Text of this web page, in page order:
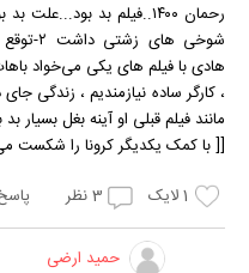
هادی با فیلم های یکی می‌خواد
مانند فیلم قبلی او آینه بغل بسیار بد
[[ با کمک یکدیگر کرونا را شکست
1لایک 3نظر
حمید ارضی